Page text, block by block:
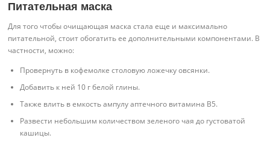
Питательная маска
Для того чтобы очищающая маска стала еще и максимально
питательной, стоит обогатить ее дополнительными компонентами. В
частности, можно:
Провернуть в кофемолке столовую ложечку овсянки.
Добавить к ней 10 г белой глины.
Также влить в емкость ампулу аптечного витамина В5.
Развести небольшим количеством зеленого чая до густоватой
кашицы.